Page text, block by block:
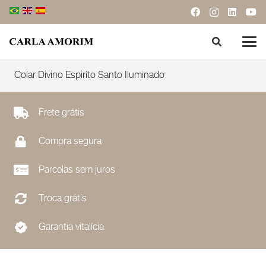
Colar Divino Espiríto Santo Iluminado
Frete grátis
Compra segura
Parcelas sem juros
Troca grátis
Garantia vitalícia